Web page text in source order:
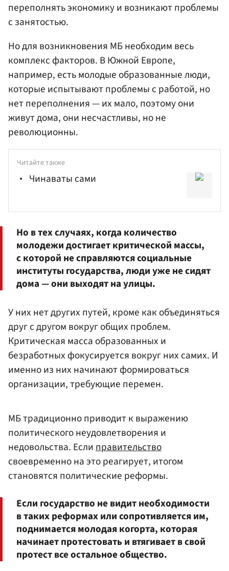
переполнять экономику и возникают проблемы
с занятостью.
Но для возникновения МБ необходим весь
комплекс факторов. В Южной Европе,
например, есть молодые образованные люди,
которые испытывают проблемы с работой, но
нет переполнения — их мало, поэтому они
живут дома, они несчастливы, но не
революционны.
Читайте также
Чинаваты сами
Но в тех случаях, когда количество
молодежи достигает критической массы,
с которой не справляются социальные
институты государства, люди уже не сидят
дома — они выходят на улицы.
У них нет других путей, кроме как объединяться
друг с другом вокруг общих проблем.
Критическая масса образованных и
безработных фокусируется вокруг них самих. И
именно из них начинают формироваться
организации, требующие перемен.
МБ традиционно приводит к выражению
политического неудовлетворения и
недовольства. Если правительство
своевременно на это реагирует, итогом
становятся политические реформы.
Если государство не видит необходимости
в таких реформах или сопротивляется им,
поднимается молодая когорта, которая
начинает протестовать и втягивает в свой
протест все остальное общество.